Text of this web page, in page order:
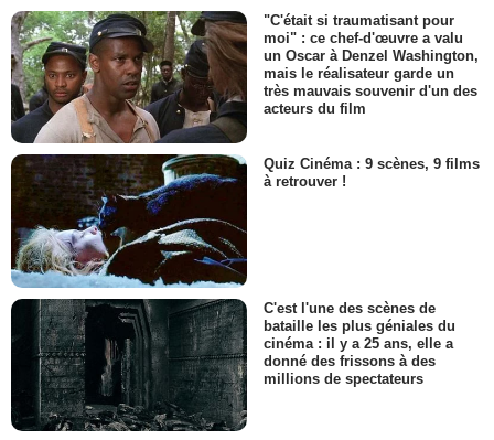
"C'était si traumatisant pour
moi" : ce chef-d'œuvre a valu
un Oscar à Denzel Washington,
mais le réalisateur garde un
très mauvais souvenir d'un des
acteurs du film
Quiz Cinéma : 9 scènes, 9 films
à retrouver !
C'est l'une des scènes de
bataille les plus géniales du
cinéma : il y a 25 ans, elle a
donné des frissons à des
millions de spectateurs